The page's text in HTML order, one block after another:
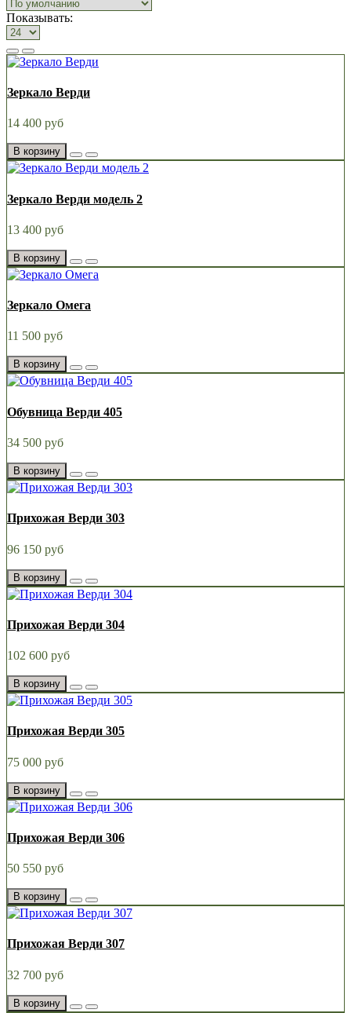
Показывать:
Зеркало Верди
14 400 руб
В корзину
Зеркало Верди модель 2
13 400 руб
В корзину
Зеркало Омега
11 500 руб
В корзину
Обувница Верди 405
34 500 руб
В корзину
Прихожая Верди 303
96 150 руб
В корзину
Прихожая Верди 304
102 600 руб
В корзину
Прихожая Верди 305
75 000 руб
В корзину
Прихожая Верди 306
50 550 руб
В корзину
Прихожая Верди 307
32 700 руб
В корзину